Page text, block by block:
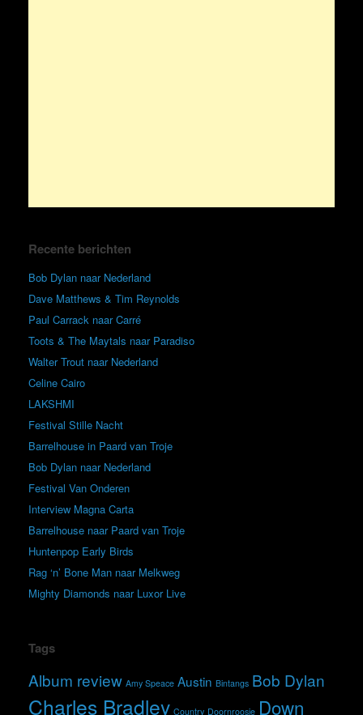
Recente berichten
Bob Dylan naar Nederland
Dave Matthews & Tim Reynolds
Paul Carrack naar Carré
Toots & The Maytals naar Paradiso
Walter Trout naar Nederland
Celine Cairo
LAKSHMI
Festival Stille Nacht
Barrelhouse in Paard van Troje
Bob Dylan naar Nederland
Festival Van Onderen
Interview Magna Carta
Barrelhouse naar Paard van Troje
Huntenpop Early Birds
Rag ‘n’ Bone Man naar Melkweg
Mighty Diamonds naar Luxor Live
Tags
Album review Amy Speace Austin Bintangs Bob Dylan
Charles Bradley Country Doornroosje Down